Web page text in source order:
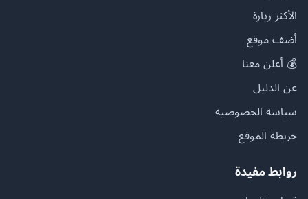
الأكثر زيارة
أضف موقع
💰 أعلن معنا
عن الدليل
سياسة الخصوصية
خريطة الموقع
روابط مفيدة